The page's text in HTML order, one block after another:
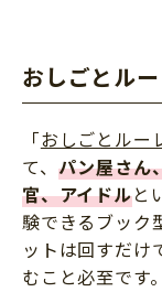
おしごとル
「おしごとルー
て、 パン屋さん
官、アイドルと
験できるブック
ットは回すだけ
むこと必至です。